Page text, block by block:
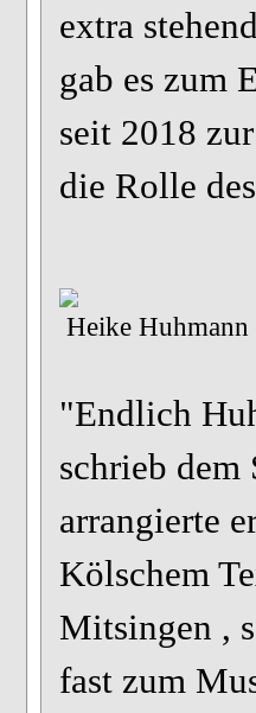
extra
gab es zum
seit 2018
die Rolle
Heike
"Endlich
schrieb
arrangierte
Kölschem
Mitsingen ,
fast zum